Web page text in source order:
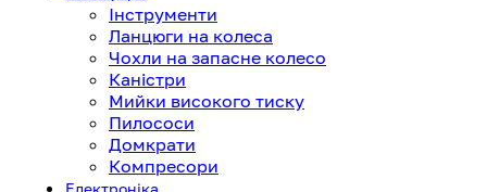
Інструменти
Ланцюги на колеса
Чохли на запасне колесо
Каністри
Мийки високого тиску
Пилососи
Домкрати
Компресори
Електроніка